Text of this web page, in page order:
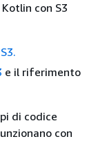
con S3
e il riferimento
di codice
con